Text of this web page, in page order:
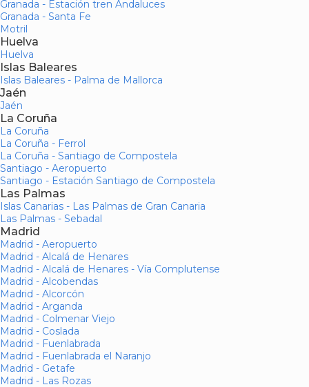
Granada - Estación tren Andaluces
Granada - Santa Fe
Motril
Huelva
Huelva
Islas Baleares
Islas Baleares - Palma de Mallorca
Jaén
Jaén
La Coruña
La Coruña
La Coruña - Ferrol
La Coruña - Santiago de Compostela
Santiago - Aeropuerto
Santiago - Estación Santiago de Compostela
Las Palmas
Islas Canarias - Las Palmas de Gran Canaria
Las Palmas - Sebadal
Madrid
Madrid - Aeropuerto
Madrid - Alcalá de Henares
Madrid - Alcalá de Henares - Vía Complutense
Madrid - Alcobendas
Madrid - Alcorcón
Madrid - Arganda
Madrid - Colmenar Viejo
Madrid - Coslada
Madrid - Fuenlabrada
Madrid - Fuenlabrada el Naranjo
Madrid - Getafe
Madrid - Las Rozas